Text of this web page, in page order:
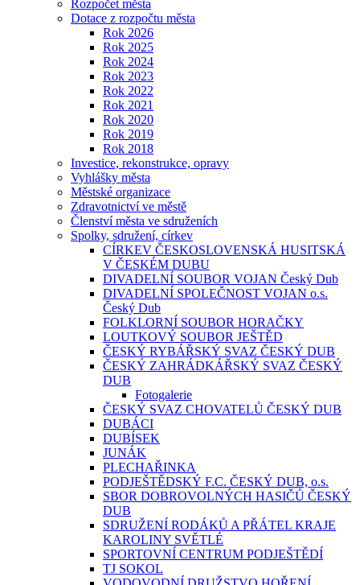
Rozpočet města
Dotace z rozpočtu města
Rok 2026
Rok 2025
Rok 2024
Rok 2023
Rok 2022
Rok 2021
Rok 2020
Rok 2019
Rok 2018
Investice, rekonstrukce, opravy
Vyhlášky města
Městské organizace
Zdravotnictví ve městě
Členství města ve sdruženích
Spolky, sdružení, církev
CÍRKEV ČESKOSLOVENSKÁ HUSITSKÁ
V ČESKÉM DUBU
DIVADELNÍ SOUBOR VOJAN Český Dub
DIVADELNÍ SPOLEČNOST VOJAN o.s.
Český Dub
FOLKLORNÍ SOUBOR HORAČKY
LOUTKOVÝ SOUBOR JEŠTĚD
ČESKÝ RYBÁŘSKÝ SVAZ ČESKÝ DUB
ČESKÝ ZAHRÁDKÁŘSKÝ SVAZ ČESKÝ
DUB
Fotogalerie
ČESKÝ SVAZ CHOVATELŮ ČESKÝ DUB
DUBÁCI
DUBÍSEK
JUNÁK
PLECHAŘINKA
PODJEŠTĚDSKÝ F.C. ČESKÝ DUB, o.s.
SBOR DOBROVOLNÝCH HASIČŮ ČESKÝ
DUB
SDRUŽENÍ RODÁKŮ A PŘÁTEL KRAJE
KAROLINY SVĚTLÉ
SPORTOVNÍ CENTRUM PODJEŠTĚDÍ
TJ SOKOL